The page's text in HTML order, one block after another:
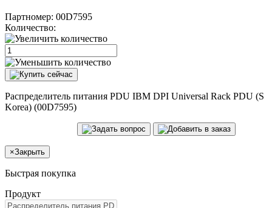
Партномер: 00D7595
Количество:
Распределитель питания PDU IBM DPI Universal Rack PDU (S
Korea) (00D7595)
×Закрыть
Быстрая покупка
Продукт